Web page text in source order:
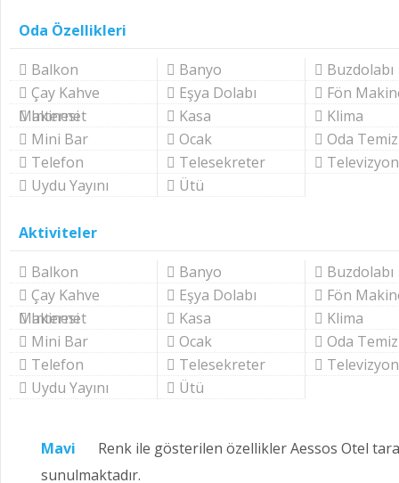
Oda Özellikleri
Balkon
Banyo
Buzdolabı
Çay Kahve
Makinesi
Eşya Dolabı
Fön
Internet
Kasa
Klima
Mini Bar
Ocak
Oda
Telefon
Telesekreter
Televizyon
Uydu Yayını
Ütü
Aktiviteler
Balkon
Banyo
Buzdolabı
Çay Kahve
Makinesi
Eşya Dolabı
Fön
Internet
Kasa
Klima
Mini Bar
Ocak
Oda
Telefon
Telesekreter
Televizyon
Uydu Yayını
Ütü
Mavi
Renk ile gösterilen özellikler Aessos Otel
sunulmaktadır.